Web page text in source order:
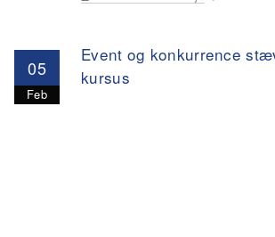
05
Feb
Event og konkurrence
kursus